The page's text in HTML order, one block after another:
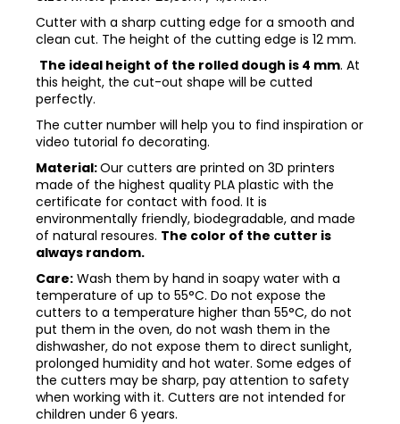
Cutter with a sharp cutting edge for a smooth and
clean cut. The height of the cutting edge is 12 mm.
The ideal height of the rolled dough is 4 mm. At
this height, the cut-out shape will be cutted
perfectly.
The cutter number will help you to find inspiration or
video tutorial fo decorating.
Material:Our cutters are printed on 3D printers
made of the highest quality PLA plastic with the
certificate for contact with food. It is
environmentally friendly, biodegradable, and made
of natural resoures. The color of the cutter is
always random.
Care: Wash them by hand in soapy water with a
temperature of up to 55°C. Do not expose the
cutters to a temperature higher than 55°C, do not
put them in the oven, do not wash them in the
dishwasher, do not expose them to direct sunlight,
prolonged humidity and hot water. Some edges of
the cutters may be sharp, pay attention to safety
when working with it. Cutters are not intended for
children under 6 years.